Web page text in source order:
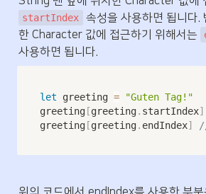
startIndex
속성을 사용하면 됩니다.
한 Character 값에 접근하기 위해서는
사용하면 됩니다.
let greeting =
"Guten Tag!"
greeting [greeting. startIndex]
greeting [greeting. endIndex]